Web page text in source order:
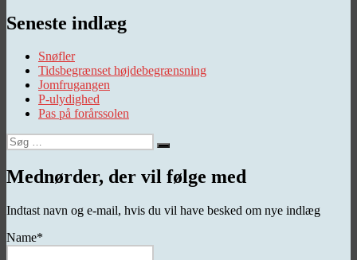
Seneste indlæg
Snøfler
Tidsbegrænset højdebegrænsning
Jomfrugangen
P-ulydighed
Pas på forårssolen
Søg
efter:
Søg
Mednørder, der vil følge med
Indtast navn og e-mail, hvis du vil have besked om nye indlæg
Name*